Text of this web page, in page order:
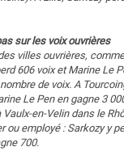
sur les voix ouvrières
villes ouvrières,
606 voix et Marine Le
de voix. A
Le Pen en gagne 3
en-Velin dans le
ou employé : Sarkozy y
700.